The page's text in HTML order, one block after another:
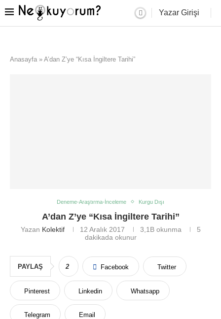
Yazar Girişi
Anasayfa » A’dan Z’ye “Kısa İngiltere Tarihi”
Deneme-Araştırma-İnceleme Kurgu Dışı
A’dan Z’ye “Kısa İngiltere Tarihi”
Yazan Kolektif 12 Aralık 2017 3,1Bokunma
5
dakikada okunur
PAYLAŞ 2 Facebook Twitter
Pinterest Linkedin Whatsapp
Telegram Email